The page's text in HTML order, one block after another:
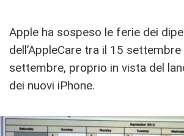
Apple ha sospeso le ferie dei
dell’AppleCare tra il 15 settembre
settembre, proprio in vista del
dei nuovi iPhone.